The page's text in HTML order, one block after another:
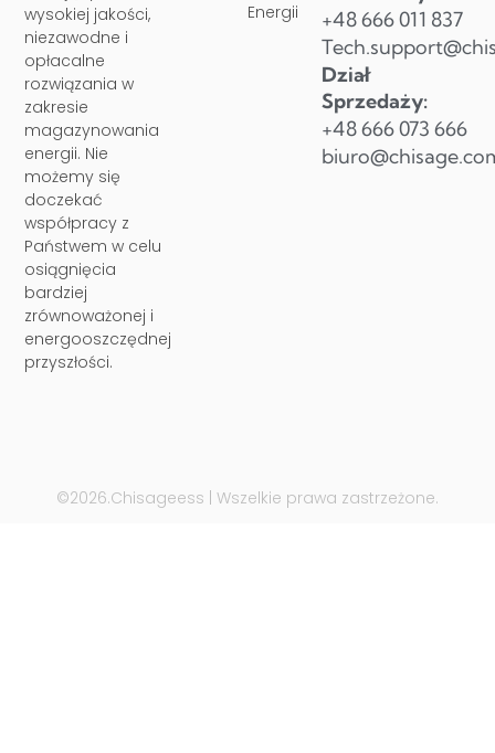
wysokiej jakości,
niezawodne i
opłacalne
rozwiązania w
zakresie
magazynowania
energii. Nie
możemy się
doczekać
współpracy z
Państwem w celu
osiągnięcia
bardziej
zrównoważonej i
energooszczędnej
przyszłości.
Energii
+48 666 011 837
Dział
Sprzedaży:
+48 666 073 666
©2026.Chisageess | Wszelkie prawa zastrzeżone.